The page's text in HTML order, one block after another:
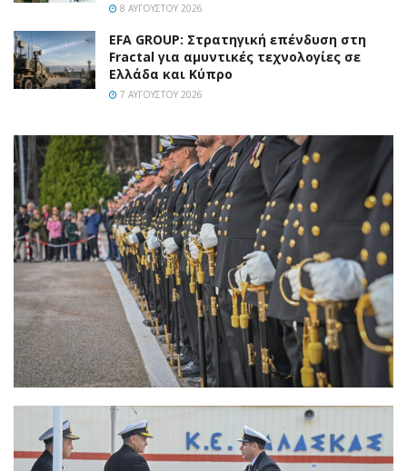
8 ΑΥΓΟΎΣΤΟΥ 2026
EFA GROUP: Στρατηγική επένδυση στη
Fractal για αμυντικές τεχνολογίες σε
Ελλάδα και Κύπρο
7 ΑΥΓΟΎΣΤΟΥ 2026